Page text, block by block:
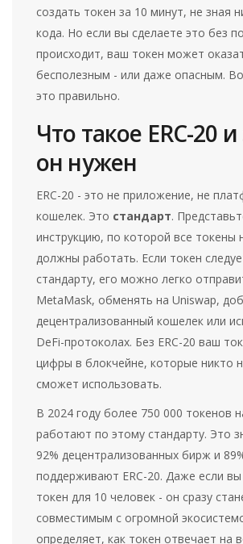
создать токен за 10 минут, не зная
кода. Но если вы сделаете это без
происходит, ваш токен может
бесполезным - или даже опасным.
это правильно.
Что такое ERC-20
он нужен
ERC-20 - это не приложение, не
кошелек. Это стандарт.
инструкцию, по которой все токены
должны работать. Если токен
стандарту, его можно легко
MetaMask, обменять на Uniswap,
децентрализованный кошелек или
DeFi-протоколах. Без ERC-20 ваш
цифры в блокчейне, которые никто
сможет использовать.
В 2024 году более 750 000 токенов
работают по этому стандарту. Это
92% децентрализованных бирж и
поддерживают ERC-20. Даже если вы
токен для 10 человек - он сразу
совместимым с огромной
определяет, как токен отвечает на